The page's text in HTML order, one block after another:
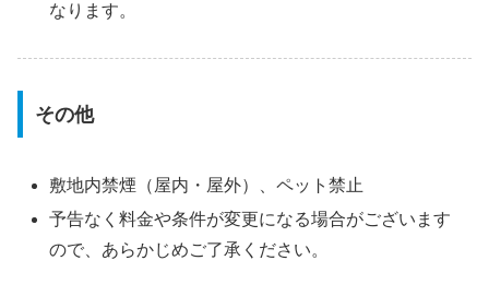
なります。
その他
敷地内禁煙（屋内・屋外）、ペット禁止
予告なく料金や条件が変更になる場合がございます
ので、あらかじめご了承ください。